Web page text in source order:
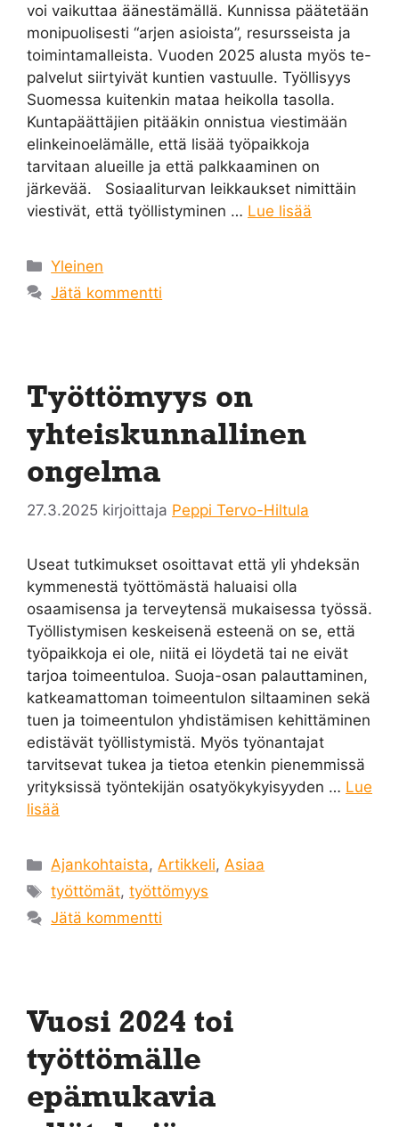
voi vaikuttaa äänestämällä. Kunnissa päätetään
monipuolisesti “arjen asioista”, resursseista ja
toimintamalleista. Vuoden 2025 alusta myös te-
palvelut siirtyivät kuntien vastuulle. Työllisyys
Suomessa kuitenkin mataa heikolla tasolla.
Kuntapäättäjien pitääkin onnistua viestimään
elinkeinoelämälle, että lisää työpaikkoja
tarvitaan alueille ja että palkkaaminen on
järkevää. Sosiaaliturvan leikkaukset nimittäin
viestivät, että työllistyminen … Lue lisää
Kategoriat
Yleinen
Jätä kommentti
Työttömyys on
yhteiskunnallinen
ongelma
27.3.2025 kirjoittaja Peppi Tervo-Hiltula
Useat tutkimukset osoittavat että yli yhdeksän
kymmenestä työttömästä haluaisi olla
osaamisensa ja terveytensä mukaisessa työssä.
Työllistymisen keskeisenä esteenä on se, että
työpaikkoja ei ole, niitä ei löydetä tai ne eivät
tarjoa toimeentuloa. Suoja-osan palauttaminen,
katkeamattoman toimeentulon siltaaminen sekä
tuen ja toimeentulon yhdistämisen kehittäminen
edistävät työllistymistä. Myös työnantajat
tarvitsevat tukea ja tietoa etenkin pienemmissä
yrityksissä työntekijän osatyökykyisyyden … Lue
lisää
Kategoriat
Ajankohtaista,Artikkeli,Asiaa
Avainsanat
työttömät,työttömyys
Jätä kommentti
Vuosi 2024 toi
työttömälle
epämukavia